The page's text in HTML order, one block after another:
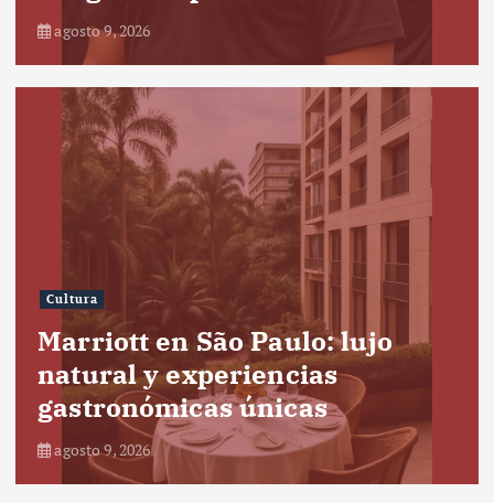
agosto 9, 2026
Cultura
Marriott en São Paulo: lujo
natural y experiencias
gastronómicas únicas
agosto 9, 2026